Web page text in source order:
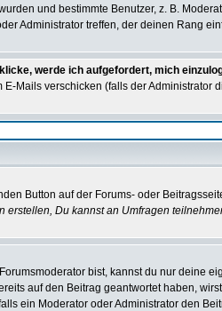
und bestimmte Benutzer, z. B.
Administrator treffen, der deinen Rang
werde ich aufgefordert, mich
Mails verschicken (falls der
Button auf der Forums- oder
erstellen, Du kannst an Umfragen
bist, kannst du nur deine
auf den Beitrag geantwortet haben,
ein Moderator oder Administrator den